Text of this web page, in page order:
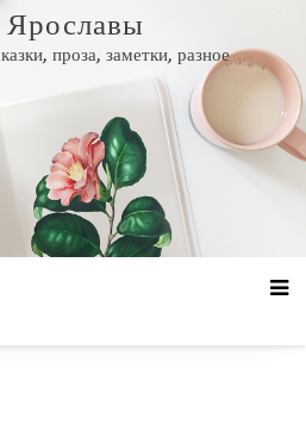
Ярославы
проза, заметки, разное